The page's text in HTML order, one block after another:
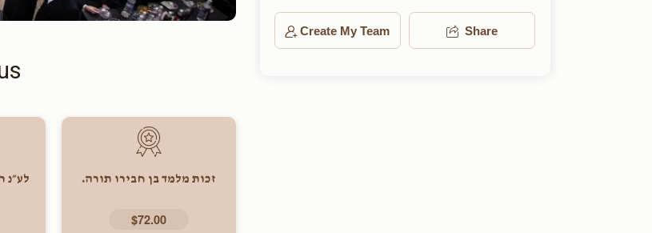
זכות מלמד בן חבירו תורה.
$72.00
לע״נ
Create My Team Share